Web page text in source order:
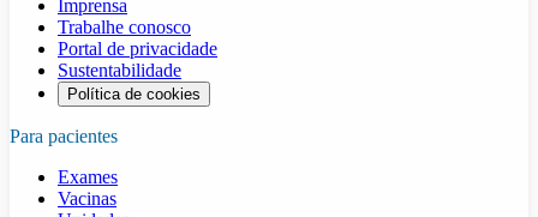
Imprensa
Trabalhe conosco
Portal de privacidade
Sustentabilidade
Política de cookies
Para pacientes
Exames
Vacinas